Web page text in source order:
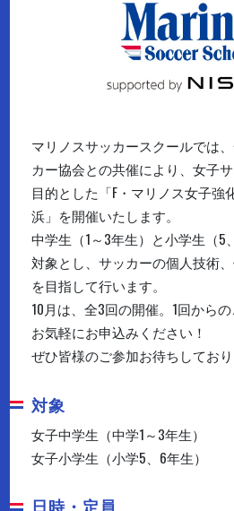
マリノスサッカースクールでは
カー協会との共催により、女子
目的とした「F・マリノス女子強
浜」を開催いたします。
中学生（1～3年生）と小学生（5
対象とし、サッカーの個人技術
を目指して行います。
10月は、全3回の開催。1回から
お気軽にお申込みください！
ぜひ皆様のご参加お待ちしており
対象
女子中学生（中学1～3年生）
女子小学生（小学5、6年生）
日時・定員